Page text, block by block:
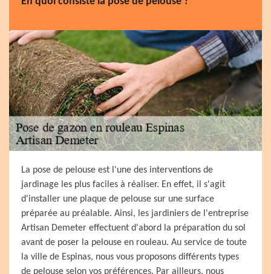
La pose de pelouse est l'une des interventions de
jardinage les plus faciles à réaliser. En effet, il s'agit
d'installer une plaque de pelouse sur une surface
préparée au préalable. Ainsi, les jardiniers de l'entreprise
Artisan Demeter effectuent d'abord la préparation du sol
avant de poser la pelouse en rouleau. Au service de toute
la ville de Espinas, nous vous proposons différents types
de pelouse selon vos préférences. Par ailleurs, nous